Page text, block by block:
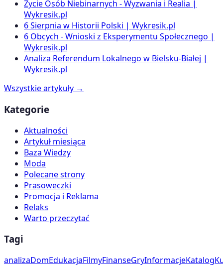
Życie Osób Niebinarnych - Wyzwania i Realia |
Wykresik.pl
6 Sierpnia w Historii Polski | Wykresik.pl
6 Obcych - Wnioski z Eksperymentu Społecznego |
Wykresik.pl
Analiza Referendum Lokalnego w Bielsku-Białej |
Wykresik.pl
Wszystkie artykuły →
Kategorie
Aktualności
Artykuł miesiąca
Baza Wiedzy
Moda
Polecane strony
Prasoweczki
Promocja i Reklama
Relaks
Warto przeczytać
Tagi
analizaDomEdukacjaFilmyFinanseGryInformacjeKatalog